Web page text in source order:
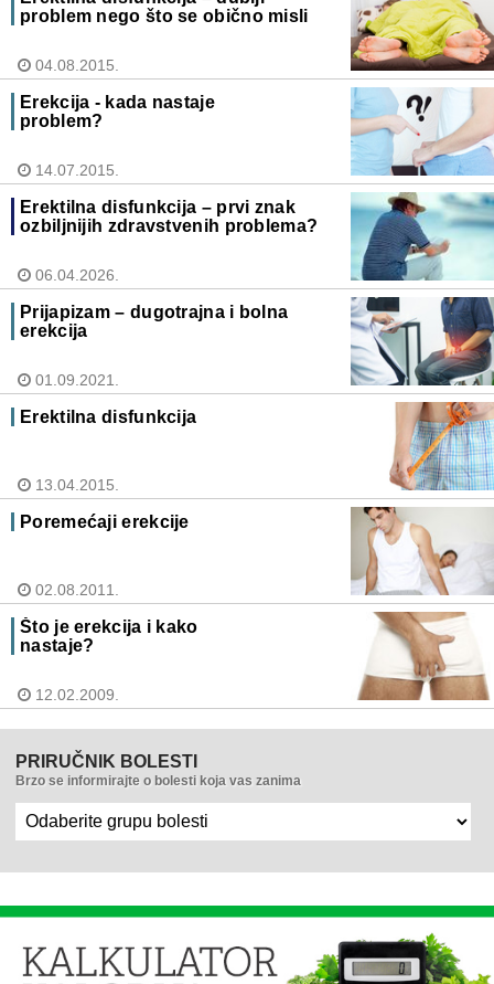
problem nego što se obično misli
04.08.2015.
Erekcija - kada nastaje
problem?
14.07.2015.
Erektilna disfunkcija – prvi znak
ozbiljnijih zdravstvenih problema?
06.04.2026.
Prijapizam – dugotrajna i bolna
erekcija
01.09.2021.
Erektilna disfunkcija
13.04.2015.
Poremećaji erekcije
02.08.2011.
Što je erekcija i kako
nastaje?
12.02.2009.
PRIRUČNIK BOLESTI
Brzo se informirajte o bolesti koja vas zanima